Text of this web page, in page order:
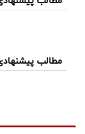
مطالب